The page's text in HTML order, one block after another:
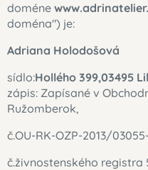
doméne
doména") je:
Adriana Holodošová
sídlo:Hollého 399,03495
zápis: Zapísané v
Ružomberok,
č.OU-RK-OZP-2013/
č.živnostenského registra